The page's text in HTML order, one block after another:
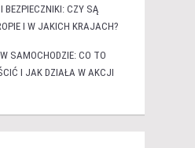
BEZPIECZNIKI: CZY SĄ
I W JAKICH KRAJACH?
SAMOCHODZIE: CO TO
I JAK DZIAŁA W AKCJI